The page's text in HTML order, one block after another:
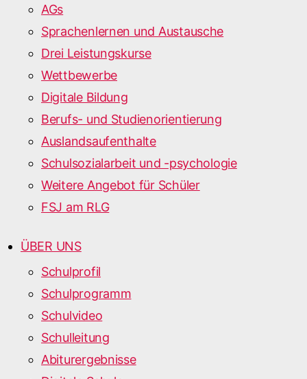
AGs
Sprachenlernen und Austausche
Drei Leistungskurse
Wettbewerbe
Digitale Bildung
Berufs- und Studienorientierung
Auslandsaufenthalte
Schulsozialarbeit und -psychologie
Weitere Angebot für Schüler
FSJ am RLG
ÜBER UNS
Schulprofil
Schulprogramm
Schulvideo
Schulleitung
Abiturergebnisse